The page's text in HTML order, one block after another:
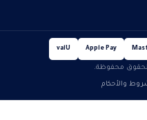
Apple Pay
valU
والأحكام